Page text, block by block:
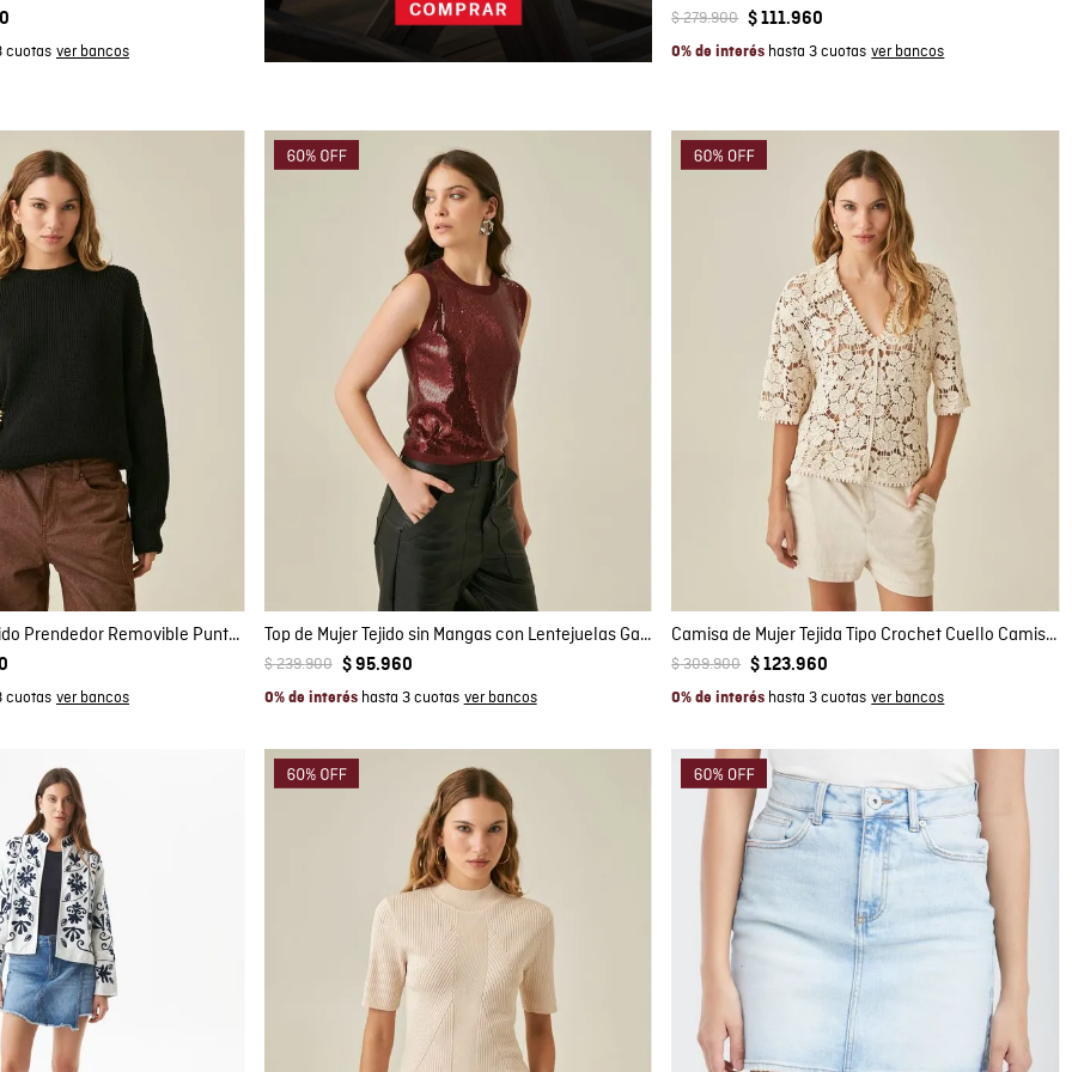
cuotas
$279.900 $ 111.960
0% de interés hasta 3 cuotas
rápida
AL CARRITO
S
Suéter de Mujer Tejido Prendedor Removible Punto Inglés en Mezcla Técnica Madres
cuotas
Compra rápida
AGREGAR AL CARRITO
Top de Mujer Tejido sin Mangas con Lentejuelas Galga Ultraliviana en Mezcla de Lyocell y Lino
$239.900 $ 95.960
0% de interéshasta 3 cuotas
Compra rápida
AGREGAR AL CARRITO
M
Camisa de Mujer Tejida Tipo Crochet Cuello Camisero Silueta Relajada en Mezcla de Algodón
$309.900 $ 123.960
0% de interés hasta 3 cuotas